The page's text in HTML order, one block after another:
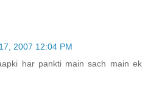
2007 12:04 PM
har pankti main sach main ek